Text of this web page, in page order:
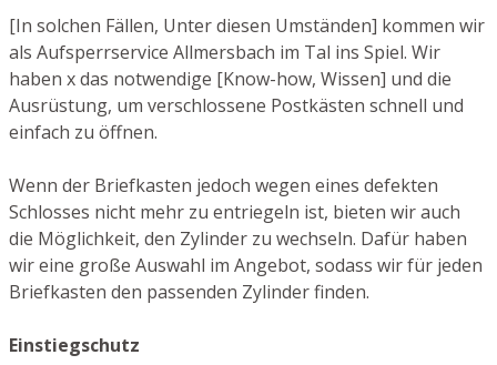
[In solchen Fällen, Unter diesen Umständen] kommen wir
als Aufsperrservice Allmersbach im Tal ins Spiel. Wir
haben x das notwendige [Know-how, Wissen] und die
Ausrüstung, um verschlossene Postkästen schnell und
einfach zu öffnen.
Wenn der Briefkasten jedoch wegen eines defekten
Schlosses nicht mehr zu entriegeln ist, bieten wir auch
die Möglichkeit, den Zylinder zu wechseln. Dafür haben
wir eine große Auswahl im Angebot, sodass wir für jeden
Briefkasten den passenden Zylinder finden.
Einstiegschutz